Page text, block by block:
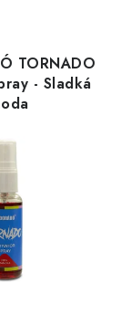
TORNADO
- Sladká